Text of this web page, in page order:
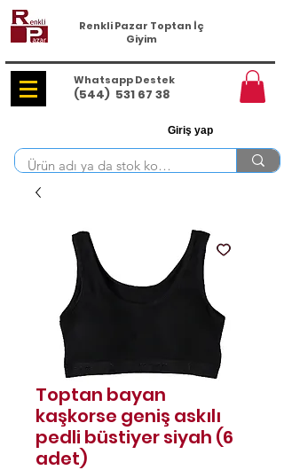
Renkli Pazar Toptan İç
Giyim
Whatsapp Destek
(544) 531 67 38
Giriş yap
Toptan bayan
kaşkorse geniş askılı
pedli büstiyer siyah (6
adet)